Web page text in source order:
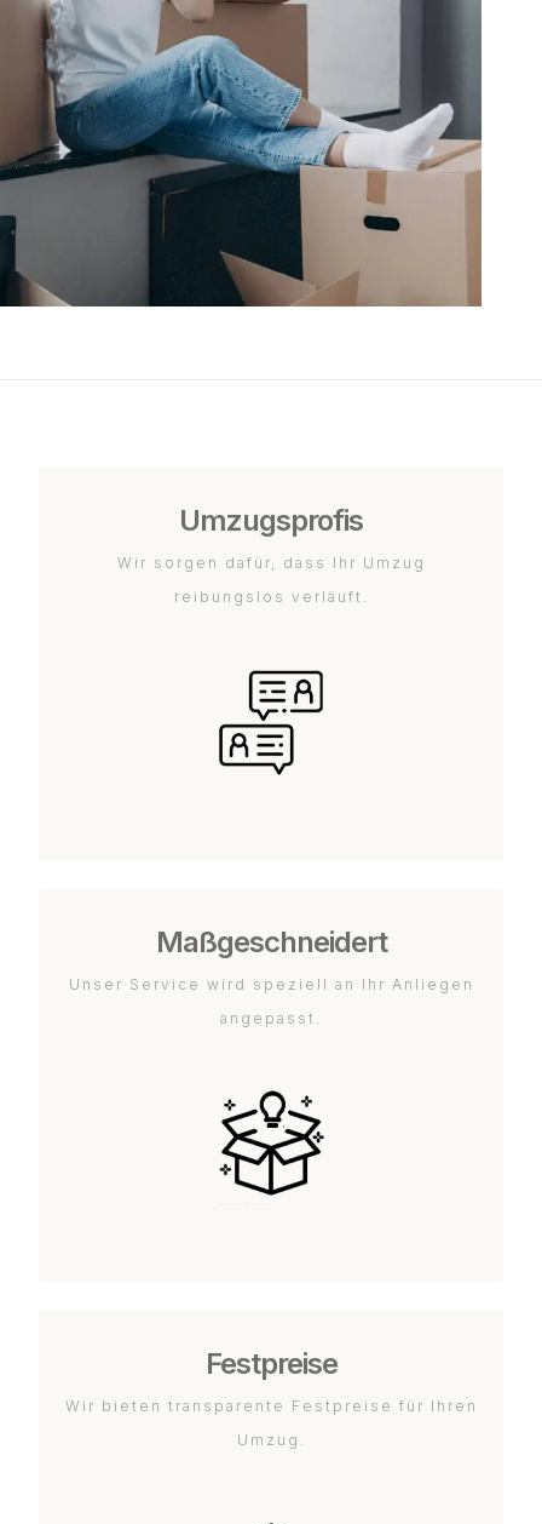
Umzugsprofis
Wir sorgen dafür, dass Ihr Umzug
reibungslos verläuft.
Maßgeschneidert
Unser Service wird speziell an Ihr Anliegen
angepasst.
Festpreise
Wir bieten transparente Festpreise für Ihren
Umzug.